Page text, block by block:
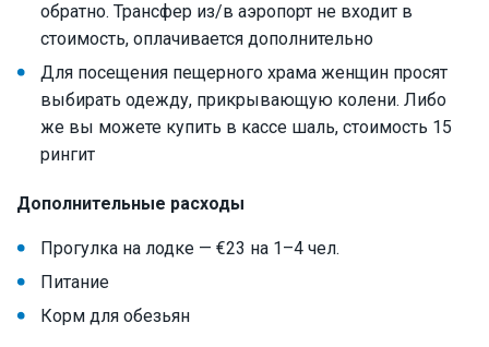
обратно. Трансфер из/в аэропорт не входит в
стоимость, оплачивается дополнительно
Для посещения пещерного храма женщин просят
выбирать одежду, прикрывающую колени. Либо
же вы можете купить в кассе шаль, стоимость 15
рингит
Дополнительные расходы
Прогулка на лодке — €23 на 1–4 чел.
Питание
Корм для обезьян